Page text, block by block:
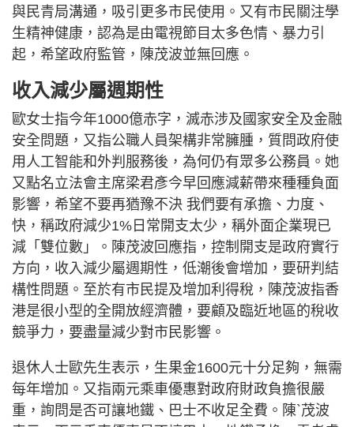
與民青局溝通，吸引更多市民使用。又有市民關注學
生精神健康，認為是由電視節目太多色情、暴力引
起，希望政府監管，陳茂波並無回應。
收入減少屬週期性
歐女士指今年1000億赤字，滅赤涉及國家安全及金融
安全問題，又指公職人員架構非常臃腫，質問政府使
用人工智能和外判服務後，為何仍有眾多公務員。她
又點名立法會主席梁君彥今早回應減薪帶來種種負面
影響，希望不要再猶豫不決 我們要有承擔、力度、
快，稱政府減少1%日常開支太少，稱外面企業現已
減「雙位數」。陳茂波回應指，控制開支是政府實行
方向，收入減少屬週期性，低潮後會增加，要研判結
構性問題。至於有市民提及增加利得稅，陳茂波指香
港是很小型的全開放經濟體，要顧及臨近地區的稅收
競爭力，要盡量減少對市民影響。
退休人士歐先生表示，生果金1600元十分足夠，無需
每年增加。又指兩元乘車優惠對政府財政負擔很嚴
重，詢問是否可讓地鐵、巴士不收足全費。陳`茂波